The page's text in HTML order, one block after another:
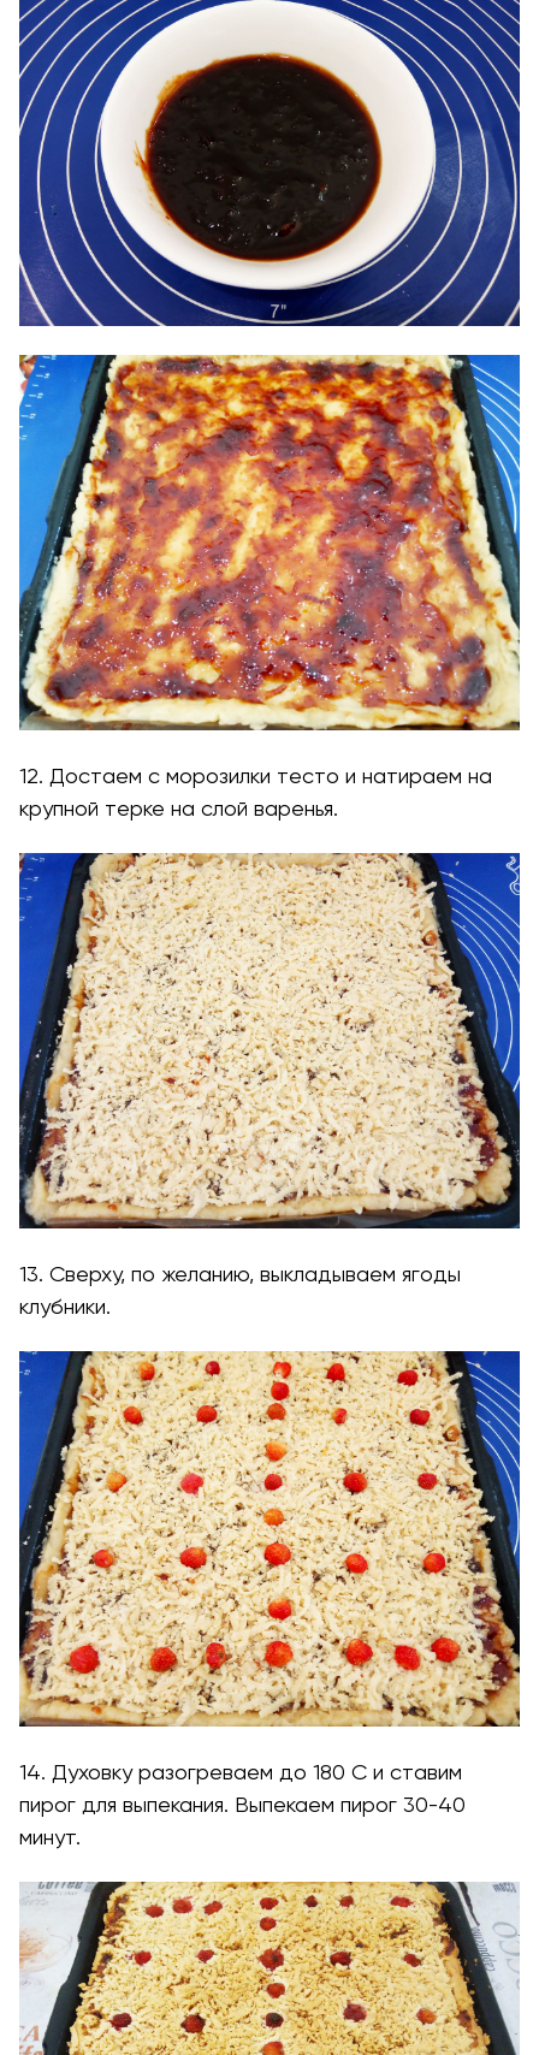
12. Достаем с морозилки тесто и натираем на
крупной терке на слой варенья.
13. Сверху, по желанию, выкладываем ягоды
клубники.
14. Духовку разогреваем до 180 С и ставим
пирог для выпекания. Выпекаем пирог 30-40
минут.